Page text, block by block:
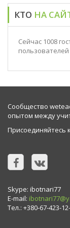
КТО НА
Сейчас 1008
Сообщество
опытом между
Присоединяйтесь
Skype: ibotnari77
E-mail:
Тел.: +380-67-423-